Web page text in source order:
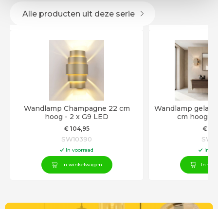
Alle producten uit deze serie
Wandlamp Champagne 22 cm
hoog - 2 x G9 LED
€ 104,95
SW10390
In voorraad
In winkelwagen
Wandlamp
cm hoog -
€
In
In